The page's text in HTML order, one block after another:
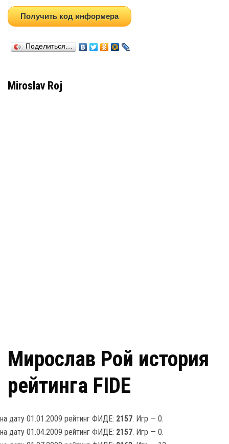
Получить код информера
Поделиться…
Miroslav Roj
Мирослав Рой история
рейтинга FIDE
на дату 01.01.2009 рейтинг ФИДЕ: 2157. Игр — 0.
на дату 01.04.2009 рейтинг ФИДЕ: 2157. Игр — 0.